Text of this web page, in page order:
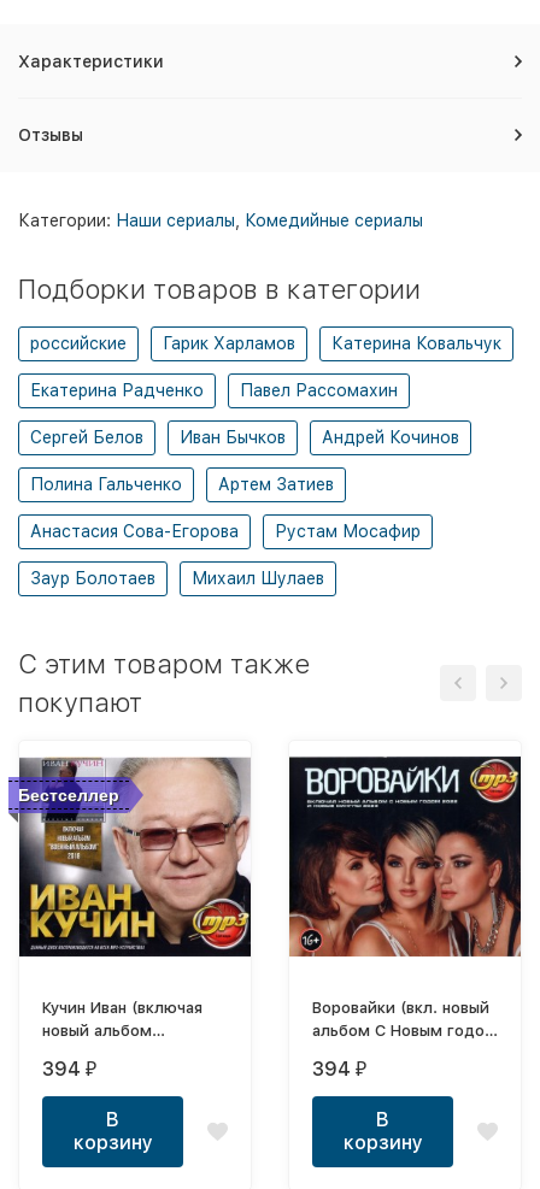
Характеристики
Отзывы
Категории: Наши сериалы Комедийные сериалы
Подборки товаров в категории
российские Гарик Харламов Катерина Ковальчук
Екатерина Радченко Павел Рассомахин
Сергей Белов Иван Бычков Андрей Кочинов
Полина Гальченко Артем Затиев
Анастасия Сова-Егорова Рустам Мосафир
Заур Болотаев Михаил Шулаев
C этим товаром также
покупают
Бестселлер
Кучин Иван (включая
новый альбом
2018)
394 ₽
В
корзину
Воровайки (вкл. новый
альбом С Новым годом
2023)
394 ₽
В
корзину